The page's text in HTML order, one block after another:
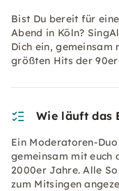
Bist Du bereit für
Abend in Köln?
Dich ein, gemeinsam
größten Hits der
Wie läuft das
Ein Moderatoren-
gemeinsam mit euch
2000er Jahre. Alle
zum Mitsingen